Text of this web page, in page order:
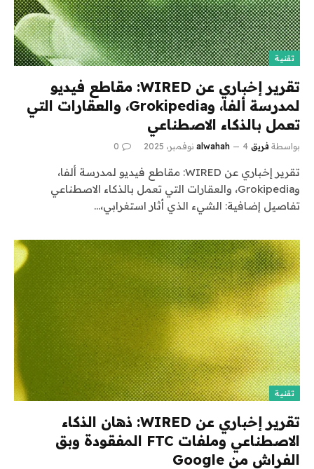
تقنية
تقرير إخباري عن WIRED: مقاطع فيديو
لمدرسة ألفا، وGrokipedia، والعقارات التي
تعمل بالذكاء الاصطناعي
بواسطة فريق alwahah 4 نوفمبر، 2025 0
تقرير إخباري عن WIRED: مقاطع فيديو لمدرسة ألفا،
وGrokipedia، والعقارات التي تعمل بالذكاء الاصطناعي
تفاصيل إضافية: الشيء الذي أثار استغرابي،…
تقنية
تقرير إخباري عن WIRED: ذهان الذكاء
الاصطناعي وملفات FTC المفقودة وبق
الفراش من Google